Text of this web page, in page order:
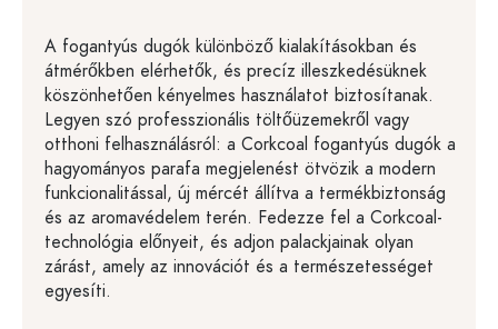
A fogantyús dugók különböző kialakításokban és
átmérőkben elérhetők, és precíz illeszkedésüknek
köszönhetően kényelmes használatot biztosítanak.
Legyen szó professzionális töltőüzemekről vagy
otthoni felhasználásról: a Corkcoal fogantyús dugók a
hagyományos parafa megjelenést ötvözik a modern
funkcionalitással, új mércét állítva a termékbiztonság
és az aromavédelem terén. Fedezze fel a Corkcoal-
technológia előnyeit, és adjon palackjainak olyan
zárást, amely az innovációt és a természetességet
egyesíti.